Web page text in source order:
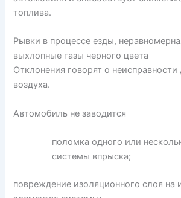
топлива.
Рывки в процессе езды,
выхлопные газы черного цвета
Отклонения говорят о неисправности
воздуха.
Автомобиль не заводится
поломка одного или
системы впрыска;
повреждение изоляционного слоя на